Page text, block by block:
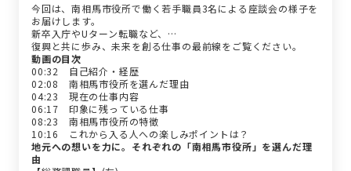
今回は、南相馬市役所で働く若手職員3名による座談会の様子を
お届けします。
新卒入庁やUターン転職など、…
復興と共に歩み、未来を創る仕事の最前線をご覧ください。
動画の目次
00:32 自己紹介・経歴
02:08 南相馬市役所を選んだ理由
04:23 現在の仕事内容
06:17 印象に残っている仕事
08:23 南相馬市役所の特徴
10:16 これから入る人への楽しみポイントは？
地元への想いを力に。それぞれの「南相馬市役所」を選んだ理
由